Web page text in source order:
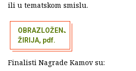
ili u tematskom smislu.
OBRAZLOŽENJA
ŽIRIJA, pdf.
Finalisti Nagrade Kamov su: